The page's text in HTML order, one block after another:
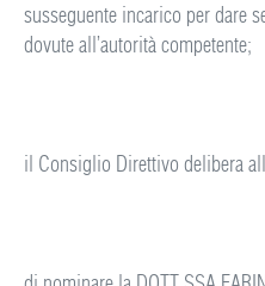
susseguente incarico per dare
dovute all’autorità competente;
il Consiglio Direttivo delibera